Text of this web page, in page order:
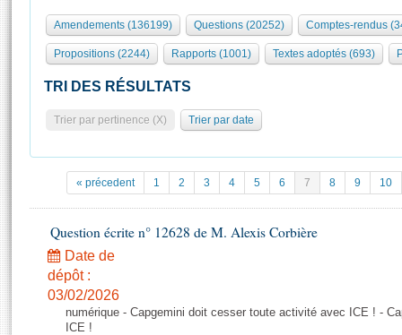
577 députés
Groupes politiques
Commissions et autres organes
Europe et International
Pétitions
Projets de loi
Propositions de loi
Amendements
Textes adoptés
Organisation de l'Assemblée
Présidence Conférence des Présidents Bureau Collège des
Statistiques et chiffres clés
Documents de référence
( Constitution | Règlement de l'Assemblée ... )
Histoire
Juniors
Anciennes législatures
Visite virtuelle du palais Bourbon
Assister à une séance
La Bibliothèque
Contacts et plan d'accès
Photos libres de droit
Amendements (136199) Questions (20252) Comptes-rendus
Propositions (2244) Rapports (1001) Textes adoptés (693)
TRI DES RÉSULTATS
Trier par pertinence (X) Trier par date
« précedent 1 2 3 4 5 6 7 8 9 10
Question écrite n° 12628 de M. Alexis Corbière
Date de
dépôt :
03/02/2026
numérique - Capgemini doit cesser toute activité avec ICE ! -
ICE !